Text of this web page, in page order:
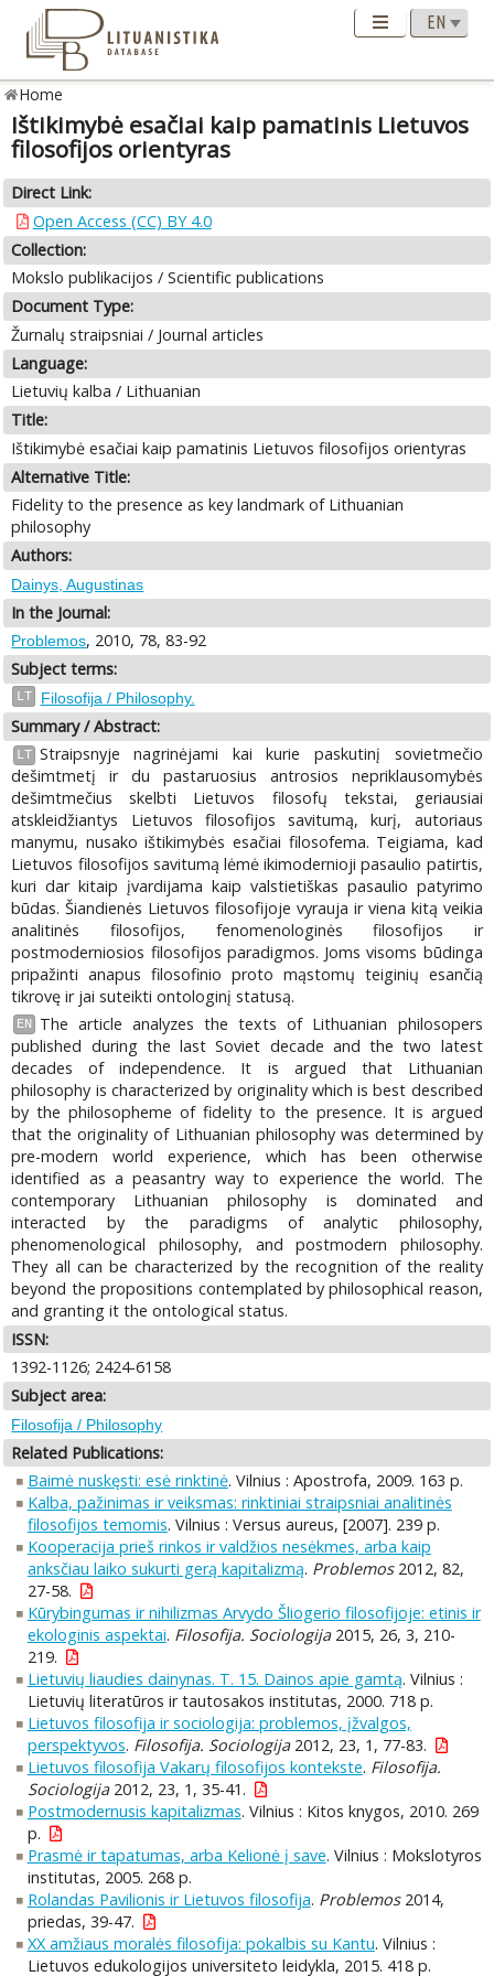
Home
Ištikimybė esačiai kaip pamatinis Lietuvos
filosofijos orientyras
Direct Link:
Open Access (CC) BY 4.0
Collection:
Mokslo publikacijos / Scientific publications
Document Type:
Žurnalų straipsniai / Journal articles
Language:
Lietuvių kalba / Lithuanian
Title:
Ištikimybė esačiai kaip pamatinis Lietuvos filosofijos orientyras
Alternative Title:
Fidelity to the presence as key landmark of Lithuanian
philosophy
Authors:
Dainys, Augustinas
In the Journal:
Problemos, 2010, 78, 83-92
Subject terms:
LT Filosofija / Philosophy.
Summary / Abstract:
LT Straipsnyje nagrinėjami kai kurie paskutinį sovietmečio
dešimtmetį ir du pastaruosius antrosios nepriklausomybės
dešimtmečius skelbti Lietuvos filosofų tekstai, geriausiai
atskleidžiantys Lietuvos filosofijos savitumą, kurį, autoriaus
manymu, nusako ištikimybės esačiai filosofema. Teigiama, kad
Lietuvos filosofijos savitumą lėmė ikimodernioji pasaulio patirtis,
kuri dar kitaip įvardijama kaip valstietiškas pasaulio patyrimo
būdas. Šiandienės Lietuvos filosofijoje vyrauja ir viena kitą veikia
analitinės filosofijos, fenomenologinės filosofijos ir
postmoderniosios filosofijos paradigmos. Joms visoms būdinga
pripažinti anapus filosofinio proto mąstomų teiginių esančią
tikrovę ir jai suteikti ontologinį statusą.
EN
The article analyzes the texts of Lithuanian philosopers
published during the last Soviet decade and the two latest
decades of independence. It is argued that Lithuanian
philosophy is characterized by originality which is best described
by the philosopheme of fidelity to the presence. It is argued
that the originality of Lithuanian philosophy was determined by
pre-modern world experience, which has been otherwise
identified as a peasantry way to experience the world. The
contemporary Lithuanian philosophy is dominated and
interacted by the paradigms of analytic philosophy,
phenomenological philosophy, and postmodern philosophy.
They all can be characterized by the recognition of the reality
beyond the propositions contemplated by philosophical reason,
and granting it the ontological status.
ISSN:
1392-1126; 2424-6158
Subject area:
Filosofija / Philosophy
Related Publications:
Baimė nuskęsti: esė rinktinė. Vilnius : Apostrofa, 2009. 163 p.
Kalba, pažinimas ir veiksmas: rinktiniai straipsniai analitinės
filosofijos temomis. Vilnius : Versus aureus, [2007]. 239 p.
Kooperacija prieš rinkos ir valdžios nesėkmes, arba kaip
anksčiau laiko sukurti gerą kapitalizmą. Problemos2012, 82,
27-58.
Kūrybingumas ir nihilizmas Arvydo Šliogerio filosofijoje: etinis ir
ekologinis aspektai. Filosofija. Sociologija2015, 26, 3, 210-
219.
Lietuvių liaudies dainynas. T. 15. Dainos apie gamtą. Vilnius :
Lietuvių literatūros ir tautosakos institutas, 2000. 718 p.
Lietuvos filosofija ir sociologija: problemos, įžvalgos,
perspektyvos. Filosofija. Sociologija2012, 23, 1, 77-83.
Lietuvos filosofija Vakarų filosofijos kontekste. Filosofija.
Sociologija2012, 23, 1, 35-41.
Postmodernusis kapitalizmas. Vilnius : Kitos knygos, 2010. 269
p.
Prasmė ir tapatumas, arba Kelionė į save. Vilnius : Mokslotyros
institutas, 2005. 268 p.
Rolandas Pavilionis ir Lietuvos filosofija. Problemos2014,
priedas, 39-47.
XX amžiaus moralės filosofija: pokalbis su Kantu. Vilnius :
Lietuvos edukologijos universiteto leidykla, 2015. 418 p.